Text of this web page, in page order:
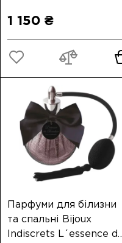
1 150 ₴
Парфуми для білизни
та спальні Bijoux
Indiscrets L´essence du